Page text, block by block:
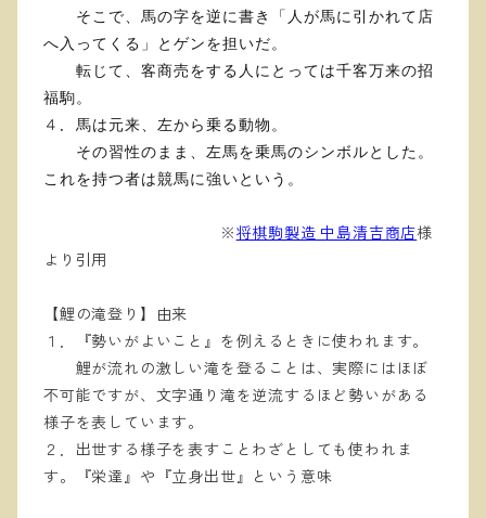
そこで、馬の字を逆に書き「人が馬に引かれて店
へ入ってくる」とゲンを担いだ。
転じて、客商売をする人にとっては千客万来の招
福駒。
４．
馬は元来、左から乗る動物。
その習性のまま、左馬を乗馬のシンボルとした。
これを持つ者は競馬に強いという。
※将棋駒製造 中島清吉商店様
より引用
【鯉の滝登り】由来
１．『勢いがよいこと』を例えるときに使われます。
鯉が流れの激しい滝を登ることは、実際にはほぼ
不可能ですが、文字通り滝を逆流するほど勢いがある
様子を表しています。
２．出世する様子を表すことわざとしても使われま
す。『栄達』や『立身出世』という意味